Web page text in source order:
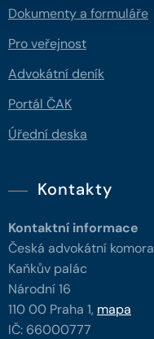
Dokumenty a formuláře
Pro veřejnost
Advokátní deník
Portál ČAK
Úřední deska
Kontakty
Kontaktní informace
Česká advokátní komora
Kaňkův palác
Národní 16
110 00 Praha 1, mapa
IČ: 66000777